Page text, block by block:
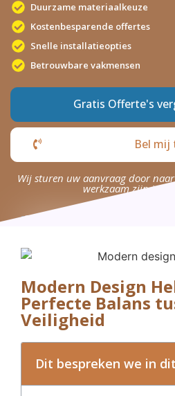
Duurzame materiaalkeuze
Kostenbesparende offertes
Snelle installatieopties
Betrouwbare vakmensen
Gratis Offerte's
Bel mij
Wij sturen uw aanvraag door
werkzaam zijn in uw
Modern Design
Perfecte Balans
Veiligheid
Dit bespreken we in